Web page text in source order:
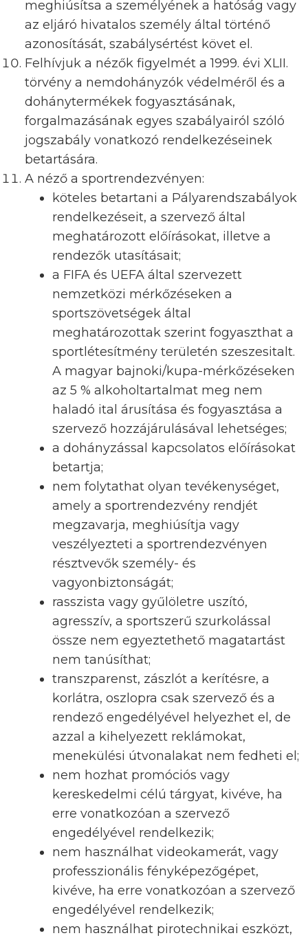
meghiúsítsa a személyének a hatóság vagy
az eljáró hivatalos személy által történő
azonosítását, szabálysértést követ el.
Felhívjuk a nézők figyelmét a 1999. évi XLII.
törvény a nemdohányzók védelméről és a
dohánytermékek fogyasztásának,
forgalmazásának egyes szabályairól szóló
jogszabály vonatkozó rendelkezéseinek
betartására.
A néző a sportrendezvényen:
köteles betartani a Pályarendszabályok
rendelkezéseit, a szervező által
meghatározott előírásokat, illetve a
rendezők utasításait;
a FIFA és UEFA által szervezett
nemzetközi mérkőzéseken a
sportszövetségek által
meghatározottak szerint fogyaszthat a
sportlétesítmény területén szeszesitalt.
A magyar bajnoki/kupa-mérkőzéseken
az 5 % alkoholtartalmat meg nem
haladó ital árusítása és fogyasztása a
szervező hozzájárulásával lehetséges;
a dohányzással kapcsolatos előírásokat
betartja;
nem folytathat olyan tevékenységet,
amely a sportrendezvény rendjét
megzavarja, meghiúsítja vagy
veszélyezteti a sportrendezvényen
résztvevők személy- és
vagyonbiztonságát;
rasszista vagy gyűlöletre uszító,
agresszív, a sportszerű szurkolással
össze nem egyeztethető magatartást
nem tanúsíthat;
transzparenst, zászlót a kerítésre, a
korlátra, oszlopra csak szervező és a
rendező engedélyével helyezhet el, de
azzal a kihelyezett reklámokat,
menekülési útvonalakat nem fedheti el;
nem hozhat promóciós vagy
kereskedelmi célú tárgyat, kivéve, ha
erre vonatkozóan a szervező
engedélyével rendelkezik;
nem használhat videokamerát, vagy
professzionális fényképezőgépet,
kivéve, ha erre vonatkozóan a szervező
engedélyével rendelkezik;
nem használhat pirotechnikai eszközt,